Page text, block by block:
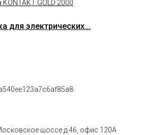
для электрических...
шоссе д.46, офис 120А